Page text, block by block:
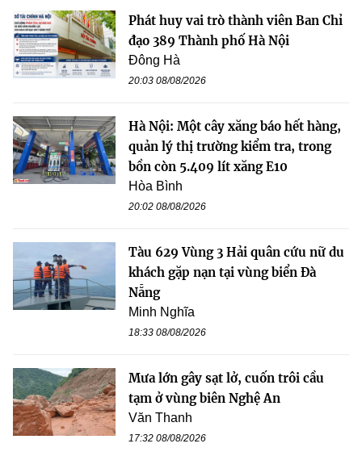
Phát huy vai trò thành viên Ban Chỉ
đạo 389 Thành phố Hà Nội
Đông Hà
20:03 08/08/2026
Hà Nội: Một cây xăng báo hết hàng,
quản lý thị trường kiểm tra, trong
bồn còn 5.409 lít xăng E10
Hòa Bình
20:02 08/08/2026
Tàu 629 Vùng 3 Hải quân cứu nữ du
khách gặp nạn tại vùng biển Đà
Nẵng
Minh Nghĩa
18:33 08/08/2026
Mưa lớn gây sạt lở, cuốn trôi cầu
tạm ở vùng biên Nghệ An
Văn Thanh
17:32 08/08/2026